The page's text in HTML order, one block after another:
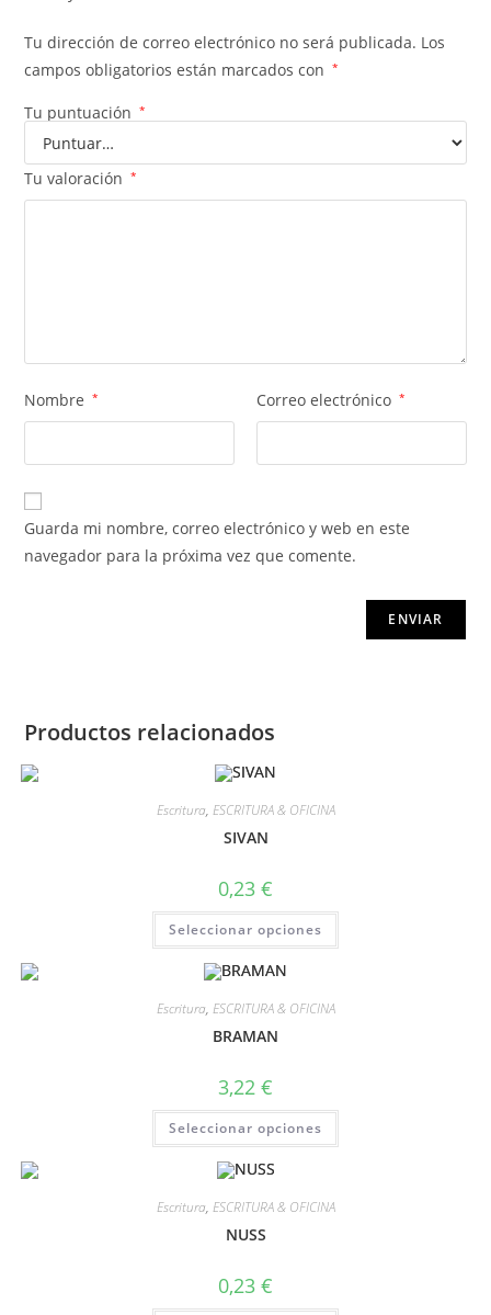
Tu dirección de correo electrónico no será publicada. Los
campos obligatorios están marcados con
*
Tu puntuación *
Tu valoración *
Nombre * Correo electrónico *
Guarda mi nombre, correo electrónico y web en este
navegador para la próxima vez que comente.
Productos relacionados
Escritura, ESCRITURA & OFICINA
SIVAN
0,23 €
Seleccionar opciones
Escritura, ESCRITURA & OFICINA
BRAMAN
3,22 €
Seleccionar opciones
Escritura, ESCRITURA & OFICINA
NUSS
0,23 €